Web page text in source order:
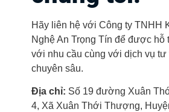
Hãy liên hệ với Công ty TNHH
Nghệ An Trọng Tín để được
với nhu cầu cùng với dịch vụ tư
chuyên sâu.
Địa chỉ: Số 19 đường Xuân
4, Xã Xuân Thới Thượng,